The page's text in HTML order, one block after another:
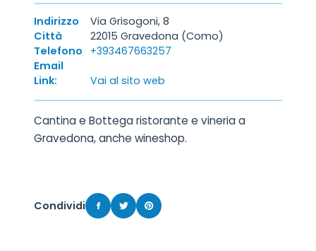
Indirizzo
Via Grisogoni, 8
Città
22015 Gravedona (Como)
Telefono
+393467663257
Email
Link:
Vai al sito web
Cantina e Bottega ristorante e vineria a
Gravedona, anche wineshop.
Condividi